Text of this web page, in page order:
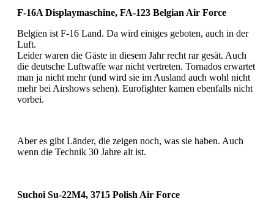
F-16A Displaymaschine, FA-123 Belgian Air Force
Belgien ist F-16 Land. Da wird einiges geboten, auch in der
Luft.
Leider waren die Gäste in diesem Jahr recht rar gesät. Auch
die deutsche Luftwaffe war nicht vertreten. Tornados erwartet
man ja nicht mehr (und wird sie im Ausland auch wohl nicht
mehr bei Airshows sehen). Eurofighter kamen ebenfalls nicht
vorbei.
Aber es gibt Länder, die zeigen noch, was sie haben. Auch
wenn die Technik 30 Jahre alt ist.
Suchoi Su-22M4, 3715 Polish Air Force